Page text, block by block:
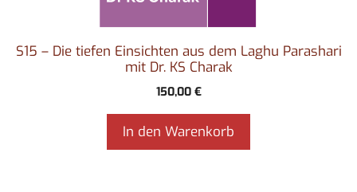
S15 – Die tiefen Einsichten aus dem Laghu Parashari
mit Dr. KS Charak
150,00 €
In den Warenkorb